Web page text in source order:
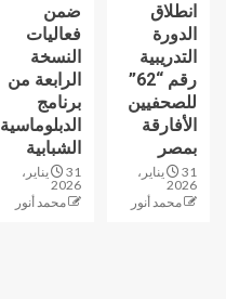
انطلاق
الدورة
التدريبية
رقم “62”
للصحفيين
الأفارقة
بمصر
31 يناير،
2026
محمد أنور
ضمن
فعاليات
النسخة
الرابعة من
برنامج
الدبلوماسية
الشبابية
31 يناير،
2026
محمد أنور